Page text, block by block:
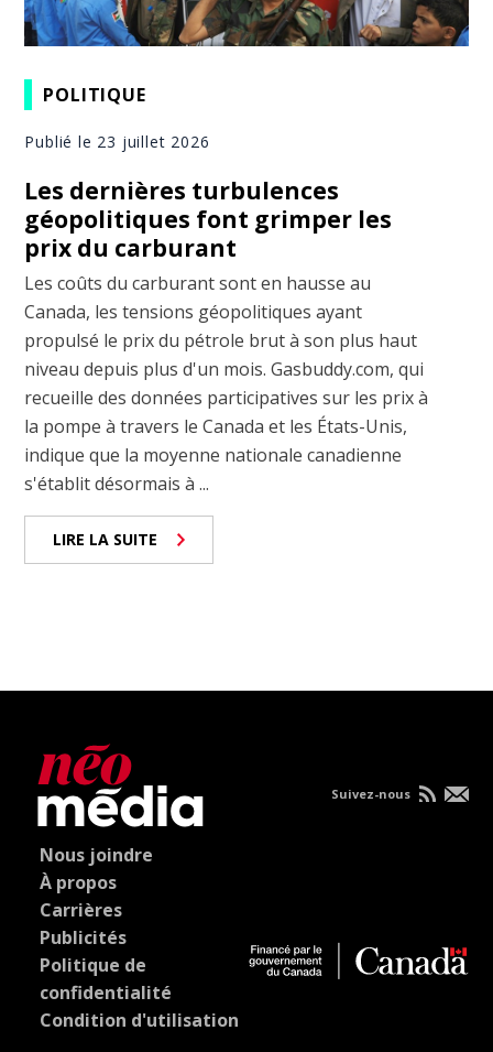
POLITIQUE
Publié le 23 juillet 2026
Les dernières turbulences
géopolitiques font grimper les
prix du carburant
Les coûts du carburant sont en hausse au
Canada, les tensions géopolitiques ayant
propulsé le prix du pétrole brut à son plus haut
niveau depuis plus d'un mois. Gasbuddy.com, qui
recueille des données participatives sur les prix à
la pompe à travers le Canada et les États-Unis,
indique que la moyenne nationale canadienne
s'établit désormais à ...
LIRE LA SUITE
Nous joindre
À propos
Carrières
Publicités
Politique de
confidentialité
Condition d'utilisation
Suivez-nous